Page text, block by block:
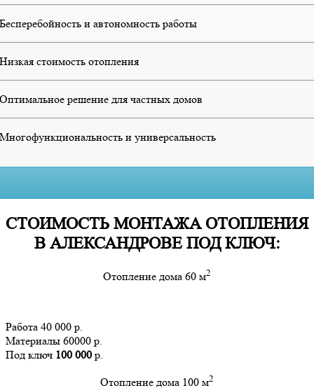
Бесперебойность и автономность работы
Низкая стоимость отопления
Оптимальное решение для частных домов
Многофункциональность и универсальность
СТОИМОСТЬ МОНТАЖА ОТОПЛЕНИЯ
В АЛЕКСАНДРОВЕ ПОД КЛЮЧ:
Отопление дома 60 м2
Работа 40 000 р.
Материалы 60000 р.
Под ключ 100 000 р.
Отопление дома 100 м2